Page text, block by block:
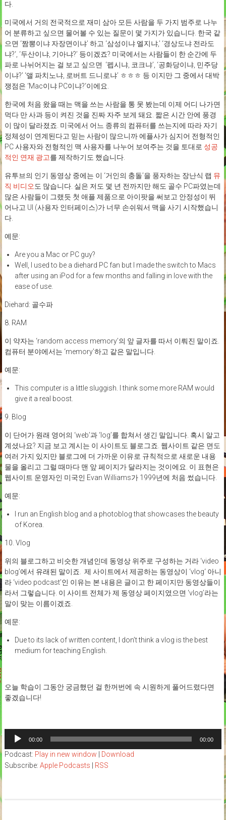
다.
미국에서 거의 전국적으로 재미 삼아 모든 사람을 두 가지 범주로 나누
어 분류하고 싶으면 물어볼 수 있는 질문이 몇 가지가 있습니다. 한국 같
으면 ‘짬뽕이냐 자장면이냐’ 하고 ‘삼성이냐 엘지냐,’ ‘경상도냐 전라도
냐?‘, ‘두산이냐, 기아냐?’ 등이겠죠? 미국에서는 사람들이 한 순간에 두
파로 나뉘어지는 걸 보고 싶으면 ‘펩시냐, 코크냐’, ‘공화당이냐, 민주당
이냐?’ ‘앨 파치노냐, 로버트 드니로냐’ ㅎㅎㅎ 등 이지만 그 중에서 대박
쟁점은 ‘Mac이냐 PC이냐?‘이에요.
한국에 처음 왔을 때는 맥을 쓰는 사람을 통 못 봤는데 이제 어디 나가면
먹다 만 사과 등이 켜진 것을 진짜 자주 보게 돼요. 짧은 시간 안에 풍경
이 많이 달라졌죠. 미국에서 어느 종류의 컴퓨터를 쓰는지에 따라 자기
정체성이 연계된다고 믿는 사람이 많으니까 에플사가 심지어 전형적인
PC 사용자와 전형적인 맥 사용자를 나누어 보여주는 것을 토대로 성공
적인 연재 광고를 제작하기도 했습니다.
유투브의 인기 동영상 중에는 이 ‘거인의 충돌’을 풍자하는 장난식 랩 뮤
직 비디오도 많습니다. 실은 저도 몇 년 전까지만 해도 골수 PC파였는데
많은 사람들이 그랬듯 첫 애플 제품으로 아이팟을 써보고 안정성이 뛰
어나고 UI (사용자 인터페이스)가 너무 손쉬워서 맥을 사기 시작했습니
다.
예문:
Are you a Mac or PC guy?
Well, I used to be a diehard PC fan but I made the switch to Macs
after using an iPod for a few months and falling in love with the
ease of use.
Diehard: 골수파
8. RAM
이 약자는 ‘random access memory’의 앞 글자를 따서 이뤄진 말이죠.
컴퓨터 분야에서는 ‘memory’하고 같은 말입니다.
예문:
This computer is a little sluggish. I think some more RAM would
give it a real boost.
9. Blog
이 단어가 원래 영어의 ‘web’과 ‘log’를 합쳐서 생긴 말입니다. 혹시 알고
계셨나요? 지금 보고 계시는 이 사이트도 블로그죠. 웹사이트 같은 면도
여러 가지 있지만 블로그에 더 가까운 이유로 규칙적으로 새로운 내용
물을 올리고 그럴 때마다 맨 앞 페이지가 달라지는 것이에요. 이 표현은
웹사이트 운영자인 미국인 Evan Williams가 1999년에 처음 썼습니다.
예문:
I run an English blog and a photoblog that showcases the beauty
of Korea.
10. Vlog
위의 블로그하고 비슷한 개념인데 동영상 위주로 구성하는 거라 ‘video
blog’에서 유래된 말이죠. 제 사이트에서 제공하는 동영상이 ‘vlog‘ 아니
라 ‘video podcast’인 이유는 본 내용은 글이고 한 페이지만 동영상들이
라서 그렇습니다. 이 사이트 전체가 제 동영상 페이지였으면 ‘vlog’라는
말이 맞는 이름이겠죠.
예문:
Due to its lack of written content, I don’t think a vlog is the best
medium for teaching English.
오늘 학습이 그동안 궁금했던 걸 한꺼번에 속 시원하게 풀어드렸다면
좋겠습니다!
Audio
Player
00:00 00:00
Podcast: Play in new window
Download
Subscribe: Apple Podcasts RSS